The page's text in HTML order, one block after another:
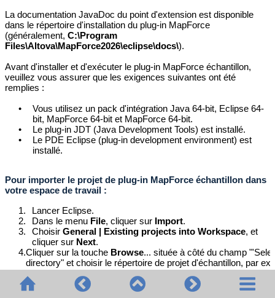
La documentation JavaDoc du point d'extension est disponible
dans le répertoire d'installation du plug-in MapForce
(généralement, C:\Program
Files\Altova\MapForce2026\eclipse\docs\).
Avant d'installer et d'exécuter le plug-in MapForce échantillon,
veuillez vous assurer que les exigences suivantes ont été
remplies :
•
Vous utilisez un pack d'intégration Java 64-bit, Eclipse 64-
bit, MapForce 64-bit et MapForce 64-bit.
•
Le plug-in JDT (Java Development Tools) est installé.
•
Le PDE Eclipse (plug-in development environment) est
installé.
Pour importer le projet de plug-in MapForce échantillon dans
votre espace de travail :
1.
Lancer Eclipse.
2.
Dans le menu File, cliquer sur Import.
3.
ChoisirGeneral | Existing projects into Workspace, et
cliquer sur Next.
4.Cliquer sur la touche Browse... située à côté du champ
directory" et choisir le répertoire de projet d'échantillon, par ex.
C:\Program
Files\Altova\MapForce
2026
5. Choisir l'option Copy projects into workspace , et cliquer